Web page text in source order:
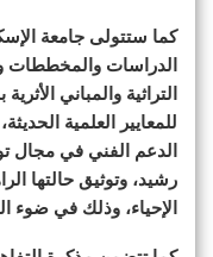
كما ستتولى جامعة
الدراسات والمخططات
التراثية والمباني
للمعايير العلمية
الدعم الفني في مجال
رشيد، وتوثيق حالتها
الإحياء، وذلك في ضوء